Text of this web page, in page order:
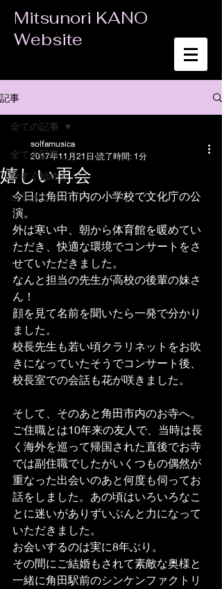
Mitsunori KANO
Website
記事
全ての記事
今すぐ始める
コミュニティ
全ての記事
嬉しい再会
solfamusica
2017年11月21日 読了時間: 1分
今日は角田市内の小学校で文化庁の公
演。
外は寒い中、朝から体育館を暖めてい
ただき、快適な環境でコンサートをさ
せていただきました。
なんと担当の先生が高校の後輩の妹さ
ん！
顔を見て名前を聞いたら一発で分かり
ました。
校長先生も若い頃クラリネットをお吹
きになっていたそうでコンサート後、
校長室での会話も花が咲きました。
そして、そのあと角田市内のお寺へ。
ご住職とは10年来の友人で、当時は長
く海外を巡って帰国された直後でお寺
では副住職でしたがいくつもの偶然が
重なった出会いのあと何度も伺ってお
話をしました。あの頃はいろいろなこ
とに迷いがありずいぶんと力になって
いただきました。
お会いするのは実に8年ぶり。
その間にご結婚もされて素敵な奥様と
一緒に角田駅前のシンケンファクトリ